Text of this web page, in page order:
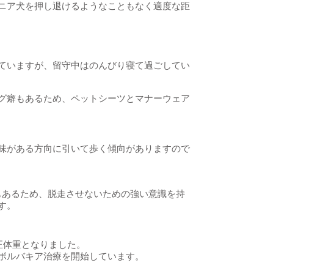
ア犬を押し退けるようなこともなく適度な距
いますが、留守中はのんびり寝て過ごしてい
癖もあるため、ペットシーツとマナーウェア
がある方向に引いて歩く傾向がありますので
るため、脱走させないための強い意識を持
。
重となりました。
バキア治療を開始しています。